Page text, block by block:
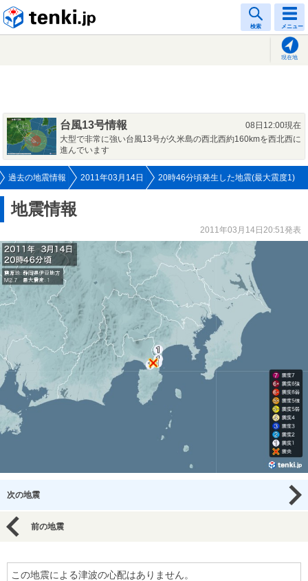
検索 メニュー
現在地
台風13号情報
08日12:00現在
大型で非常に強い台風13号が久米島の西北西約160kmを西北西に
進んでいます
過去の地震情報 2011年03月14日 20時46分頃発生した地震(最大震度1)
地震情報
2011年03月14日20:51発表
次の地震
前の地震
この地震による津波の心配はありません。